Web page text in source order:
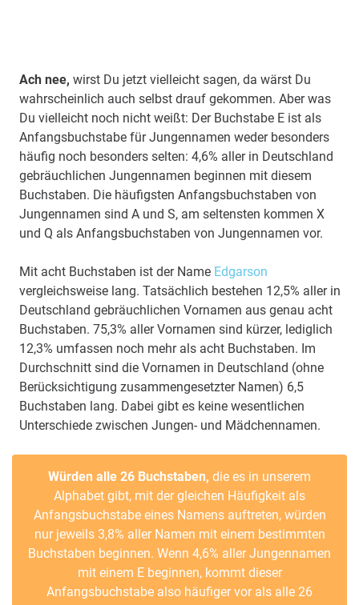
Ach nee, wirst Du jetzt vielleicht sagen, da wärst Du
wahrscheinlich auch selbst drauf gekommen. Aber was
Du vielleicht noch nicht weißt: Der Buchstabe E ist als
Anfangsbuchstabe für Jungennamen weder besonders
häufig noch besonders selten: 4,6% aller in Deutschland
gebräuchlichen Jungennamen beginnen mit diesem
Buchstaben. Die häufigsten Anfangsbuchstaben von
Jungennamen sind A und S, am seltensten kommen X
und Q als Anfangsbuchstaben von Jungennamen vor.
Mit acht Buchstaben ist der Name Edgarson
vergleichsweise lang. Tatsächlich bestehen 12,5% aller in
Deutschland gebräuchlichen Vornamen aus genau acht
Buchstaben. 75,3% aller Vornamen sind kürzer, lediglich
12,3% umfassen noch mehr als acht Buchstaben. Im
Durchschnitt sind die Vornamen in Deutschland (ohne
Berücksichtigung zusammengesetzter Namen) 6,5
Buchstaben lang. Dabei gibt es keine wesentlichen
Unterschiede zwischen Jungen- und Mädchennamen.
Würden alle 26 Buchstaben, die es in unserem
Alphabet gibt, mit der gleichen Häufigkeit als
Anfangsbuchstabe eines Namens auftreten, würden
nur jeweils 3,8% aller Namen mit einem bestimmten
Buchstaben beginnen. Wenn 4,6% aller Jungennamen
mit einem E beginnen, kommt dieser
Anfangsbuchstabe also häufiger vor als alle 26